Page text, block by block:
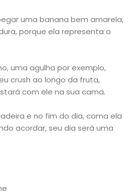
uma banana bem amarela,
porque ela representa o
uma agulha por exemplo,
crush ao longo da fruta,
com ele na sua cama.
e no fim do dia, coma ela
acordar, seu dia será uma